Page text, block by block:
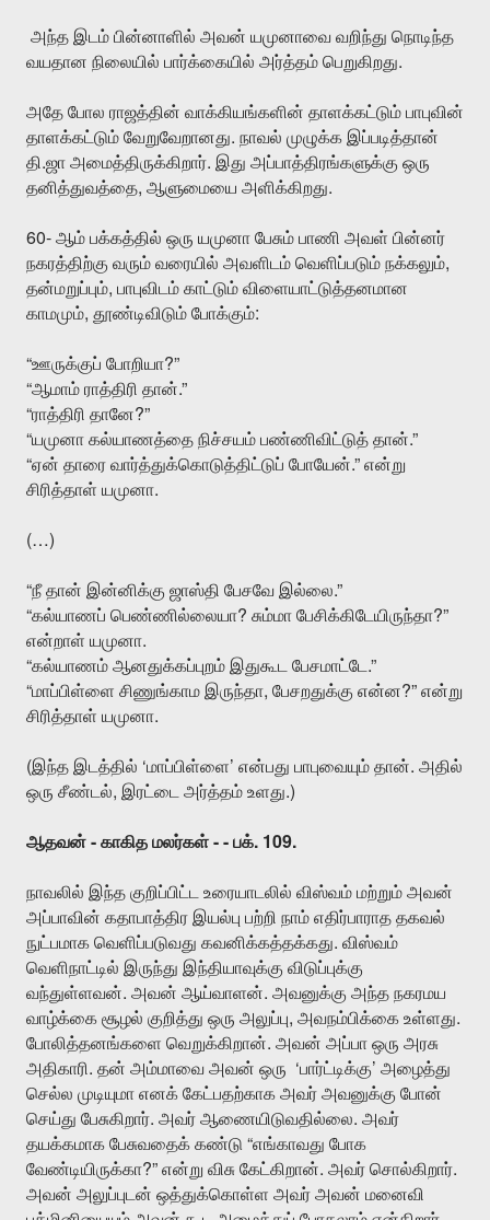
அந்த இடம் பின்னாளில் அவன் யமுனாவை வறிந்து நொடிந்த
வயதான நிலையில் பார்க்கையில் அர்த்தம் பெறுகிறது.
அதே போல ராஜத்தின் வாக்கியங்களின் தாளக்கட்டும் பாபுவின்
தாளக்கட்டும் வேறுவேறானது. நாவல் முழுக்க இப்படித்தான்
தி.ஜா அமைத்திருக்கிறார். இது அப்பாத்திரங்களுக்கு ஒரு
தனித்துவத்தை, ஆளுமையை அளிக்கிறது.
60- ஆம் பக்கத்தில் ஒரு யமுனா பேசும் பாணி அவள் பின்னர்
நகரத்திற்கு வரும் வரையில் அவளிடம் வெளிப்படும் நக்கலும்,
தன்மறுப்பும், பாபுவிடம் காட்டும் விளையாட்டுத்தனமான
காமமும், தூண்டிவிடும் போக்கும்:
“ஊருக்குப் போறியா?”
“ஆமாம் ராத்திரி தான்.”
“ராத்திரி தானே?”
“யமுனா கல்யாணத்தை நிச்சயம் பண்ணிவிட்டுத் தான்.”
“ஏன் தாரை வார்த்துக்கொடுத்திட்டுப் போயேன்.” என்று
சிரித்தாள் யமுனா.
(…)
“நீ தான் இன்னிக்கு ஜாஸ்தி பேசவே இல்லை.”
“கல்யாணப் பெண்ணில்லையா? சும்மா பேசிக்கிடேயிருந்தா?”
என்றாள் யமுனா.
“கல்யாணம் ஆனதுக்கப்புறம் இதுகூட பேசமாட்டே.”
“மாப்பிள்ளை சிணுங்காம இருந்தா, பேசறதுக்கு என்ன?” என்று
சிரித்தாள் யமுனா.
(இந்த இடத்தில் ‘மாப்பிள்ளை’ என்பது பாபுவையும் தான். அதில்
ஒரு சீண்டல், இரட்டை அர்த்தம் உளது.)
ஆதவன் - காகித மலர்கள் - - பக். 109.
நாவலில் இந்த குறிப்பிட்ட உரையாடலில் விஸ்வம் மற்றும் அவன்
அப்பாவின் கதாபாத்திர இயல்பு பற்றி நாம் எதிர்பாராத தகவல்
நுட்பமாக வெளிப்படுவது கவனிக்கத்தக்கது. விஸ்வம்
வெளிநாட்டில் இருந்து இந்தியாவுக்கு விடுப்புக்கு
வந்துள்ளவன். அவன் ஆய்வாளன். அவனுக்கு அந்த நகரமய
வாழ்க்கை சூழல் குறித்து ஒரு அலுப்பு, அவநம்பிக்கை உள்ளது.
போலித்தனங்களை வெறுக்கிறான். அவன் அப்பா ஒரு அரசு
அதிகாரி. தன் அம்மாவை அவன் ஒரு ‘பார்ட்டிக்கு’ அழைத்து
செல்ல முடியுமா எனக் கேட்பதற்காக அவர் அவனுக்கு போன்
செய்து பேசுகிறார். அவர் ஆணையிடுவதில்லை. அவர்
தயக்கமாக பேசுவதைக் கண்டு “எங்காவது போக
வேண்டியிருக்கா?” என்று விசு கேட்கிறான். அவர் சொல்கிறார்.
அவன் அலுப்புடன் ஒத்துக்கொள்ள அவர் அவன் மனைவி